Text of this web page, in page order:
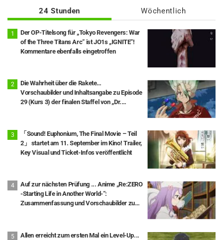
24 Stunden Wöchentlich
Der OP-Titelsong für „Tokyo Revengers: War
of the Three Titans Arc“ ist JO1s „IGNITE“!
Kommentare ebenfalls eingetroffen
Die Wahrheit über die Rakete…
Vorschaubilder und Inhaltsangabe zu Episode
29 (Kurs 3) der finalen Staffel von „Dr.
「Sound! Euphonium, The Final Movie – Teil
2」 startet am 11. September im Kino! Trailer,
Key Visual und Ticket-Infos veröffentlicht
Auf zur nächsten Prüfung ... Anime „Re:ZERO
-Starting Life in Another World-“:
Zusammenfassung und Vorschaubilder zu
Allen erreicht zum ersten Mal ein Level-Up...